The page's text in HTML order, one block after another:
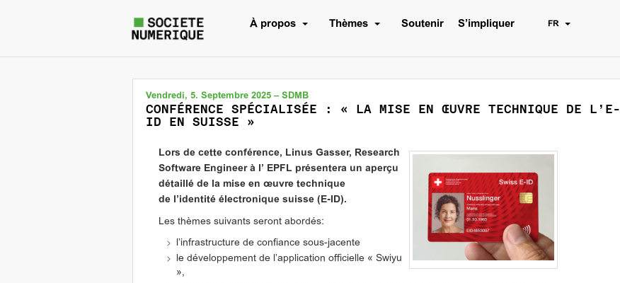
À propos Thèmes Soutenir S’impliquer FR
Vendredi, 5. Septembre 2025 – SDMB
CONFÉRENCE SPÉCIALISÉE : « LA MISE EN ŒUVRE TECHNIQUE DE L’E-
ID EN SUISSE »
Lors de cette conférence, Linus Gasser, Research
Software Engineer à l’ EPFL présentera un aperçu
détaillé de la mise en œuvre technique
de l’identité électronique suisse (E-ID).
Les thèmes suivants seront abordés:
l’infrastructure de confiance sous-jacente
le développement de l’application officielle « Swiyu
»,